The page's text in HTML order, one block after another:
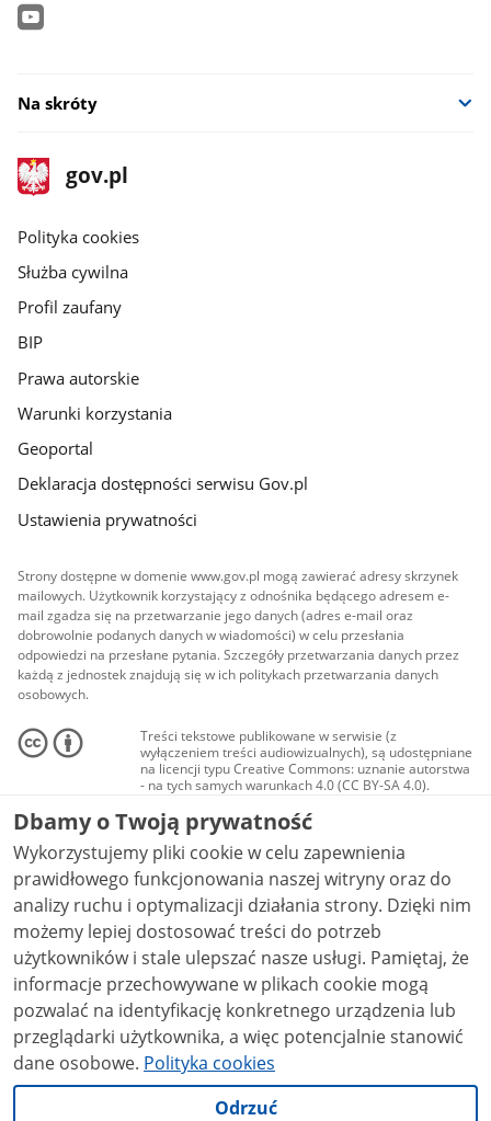
Na skróty
stopka
gov.pl
Strona
gov.pl
gov.pl
Polityka cookies
Służba cywilna
Profil zaufany
BIP
Prawa autorskie
Warunki korzystania
Geoportal
Deklaracja dostępności serwisu Gov.pl
Ustawienia prywatności
Strony dostępne w domenie www.gov.pl mogą zawierać adresy skrzynek
mailowych. Użytkownik korzystający z odnośnika będącego adresem e-
mail zgadza się na przetwarzanie jego danych (adres e-mail oraz
dobrowolnie podanych danych w wiadomości) w celu przesłania
odpowiedzi na przesłane pytania. Szczegóły przetwarzania danych przez
każdą z jednostek znajdują się w ich politykach przetwarzania danych
osobowych.
Treści tekstowe publikowane w serwisie (z
wyłączeniem treści audiowizualnych), są udostępniane
na licencji typu Creative Commons: uznanie autorstwa
- na tych samych warunkach 4.0 (CC BY-SA 4.0).
Materiały audiowizualne, w tym zdjęcia, materiały
audio i wideo, są udostępniane na licencji typu
Creative Commons: uznanie autorstwa użycie
niekomercyjne - bez utworów zależnych 4.0 (CC BY-
NC-ND 4.0), o ile nie jest to stwierdzone inaczej.
Dbamy o Twoją prywatność
Wykorzystujemy pliki cookie w celu zapewnienia
prawidłowego funkcjonowania naszej witryny oraz do
analizy ruchu i optymalizacji działania strony. Dzięki nim
możemy lepiej dostosować treści do potrzeb
użytkowników i stale ulepszać nasze usługi. Pamiętaj, że
informacje przechowywane w plikach cookie mogą
pozwalać na identyfikację konkretnego urządzenia lub
przeglądarki użytkownika, a więc potencjalnie stanowić
dane osobowe. Polityka cookies
Odrzuć